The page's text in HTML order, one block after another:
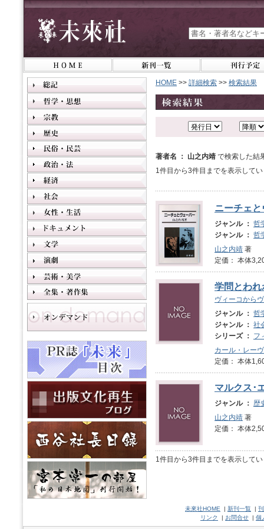
HOME >> 詳細検索 >> 検索結果
著者名 ： 山之内靖 で検索した結
1件目から3件目までを表示して
ニーチェ
ジャンル ： 哲
ジャンル ： 哲
山之内靖 著
定価： 本体
学問とわ
ヴィーコから
ジャンル ： 哲
ジャンル ： 社
シリーズ ： フ
カール・レー
定価： 本体
マルクス･
ジャンル ： 歴
山之内靖 著
定価： 本体
1件目から3件目までを表示して
未來社HOME | 新刊一覧 |
リンク
| お問合せ | 個